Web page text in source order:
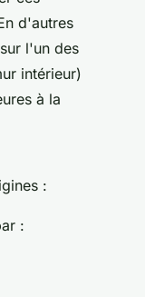
d'autres
l'un des
intérieur)
à la
:
: